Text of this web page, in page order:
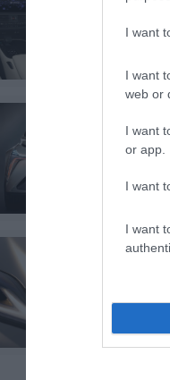
I want
I want
web or
I want
or app.
I want
I want